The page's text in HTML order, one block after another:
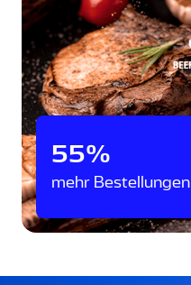
55%
mehr Bestellungen